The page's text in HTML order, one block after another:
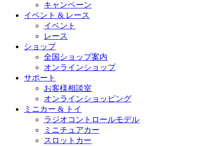
キャンペーン
イベント & レース
イベント
レース
ショップ
全国ショップ案内
オンラインショップ
サポート
お客様相談室
オンラインショッピング
ミニカー & トイ
ラジオコントロールモデル
ミニチュアカー
スロットカー